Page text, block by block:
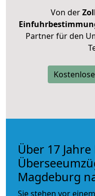
Von der
Partner für den
Über 17
Magdeburg
Sie stehen vor